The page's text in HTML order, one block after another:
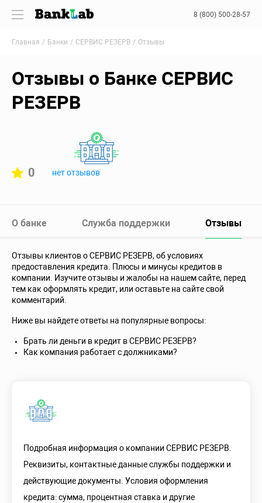
8 (800) 500-28-57
Главная Банки СЕРВИС РЕЗЕРВ Отзывы
Отзывы о Банке СЕРВИС
РЕЗЕРВ
0 нет отзывов
О банке Служба поддержки Отзывы
Отзывы клиентов о СЕРВИС РЕЗЕРВ, об условиях
предоставления кредита. Плюсы и минусы кредитов в
компании. Изучите отзывы и жалобы на нашем сайте, перед
тем как оформлять кредит, или оставьте на сайте свой
комментарий.
Ниже вы найдете ответы на популярные вопросы:
Брать ли деньги в кредит в СЕРВИС РЕЗЕРВ?
Как компания работает с должниками?
Подробная информация о компании СЕРВИС РЕЗЕРВ.
Реквизиты, контактные данные службы поддержки и
действующие документы. Условия оформления
кредита: сумма, процентная ставка и другие